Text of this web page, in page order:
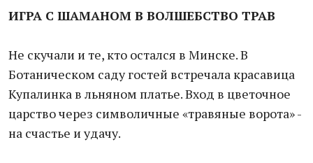
ИГРА С ШАМАНОМ B ВОЛШЕБСТВО ТРАВ
Не скучали и те, кто остался в Минске. В
Ботаническом саду гостей встречала красавица
Купалинка в льняном платье. Вход в цветочное
царство через символичные «травяные ворота» -
на счастье и удачу.